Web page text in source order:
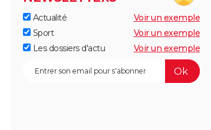
Actualité
Voir un exemple
Sport
Voir un exemple
Les dossiers d'actu
Voir un exemple